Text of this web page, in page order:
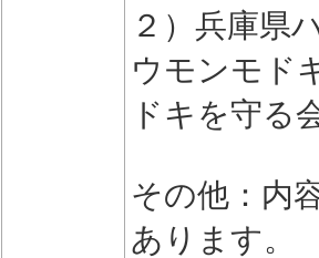
２）兵庫県
ウモンモド
ドキを守る
その他：内
あります。